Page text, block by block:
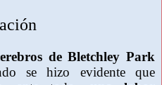
de Bletchley Park
se hizo evidente que